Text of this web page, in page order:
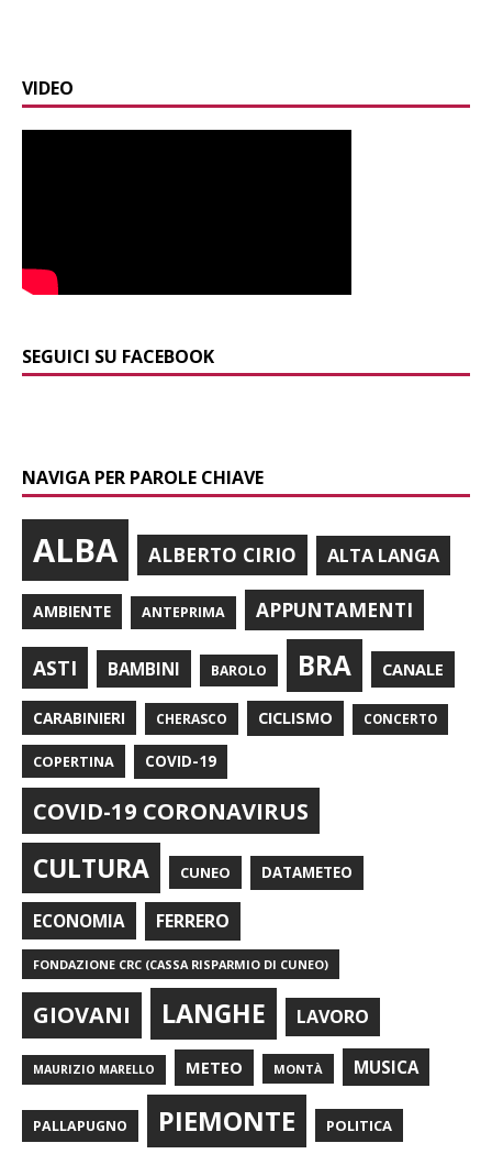
VIDEO
SEGUICI SU FACEBOOK
NAVIGA PER PAROLE CHIAVE
ALBA ALBERTO CIRIO ALTA LANGA
AMBIENTE ANTEPRIMA APPUNTAMENTI
ASTI BAMBINI BAROLO BRA CANALE
CARABINIERI CHERASCO CICLISMO CONCERTO
COPERTINA COVID-19
COVID-19 CORONAVIRUS
CULTURA CUNEO DATAMETEO
ECONOMIA FERRERO
FONDAZIONE CRC (CASSA RISPARMIO DI CUNEO)
GIOVANI LANGHE LAVORO
MAURIZIO MARELLO METEO MONTÀ MUSICA
PALLAPUGNO PIEMONTE POLITICA